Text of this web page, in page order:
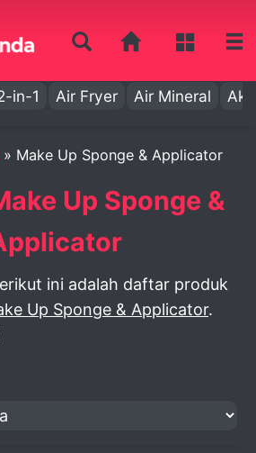
in-1 Air Fryer Air Mineral Aki
» Make Up Sponge & Applicator
Up Sponge &
ini adalah daftar produk
Up Sponge & Applicator.